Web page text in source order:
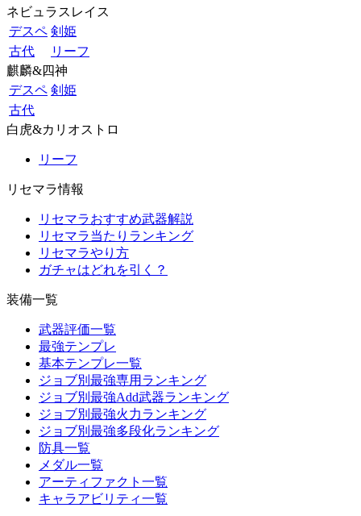
ネビュラスレイス
デスペ 剣姫
古代
リーフ
麒麟&四神
デスペ 剣姫
古代
白虎&カリオストロ
リーフ
リセマラ情報
リセマラおすすめ武器解説
リセマラ当たりランキング
リセマラやり方
ガチャはどれを引く？
装備一覧
武器評価一覧
最強テンプレ
基本テンプレ一覧
ジョブ別最強専用ランキング
ジョブ別最強Add武器ランキング
ジョブ別最強火力ランキング
ジョブ別最強多段化ランキング
防具一覧
メダル一覧
アーティファクト一覧
キャラアビリティ一覧